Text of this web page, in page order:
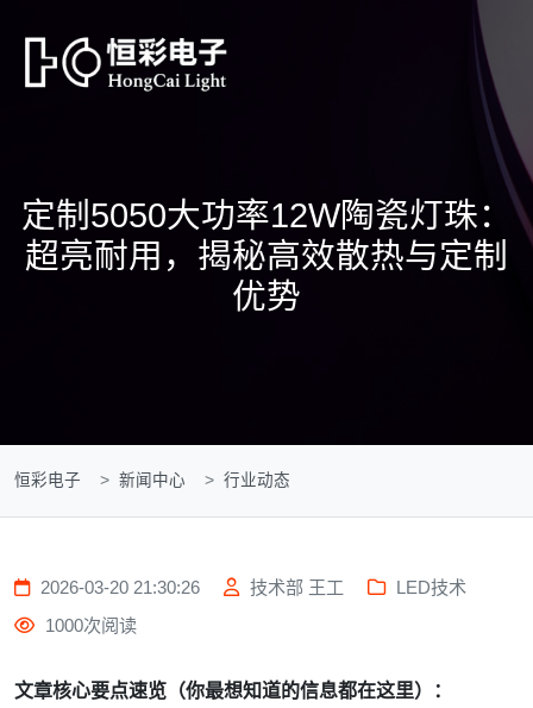
定制5050大功率12W陶瓷灯珠：
超亮耐用，揭秘高效散热与定制
优势
恒彩电子 新闻中心 行业动态
2026-03-20 21:30:26 技术部 王工
LED技术
1000次阅读
文章核心要点速览（你最想知道的信息都在这里）：